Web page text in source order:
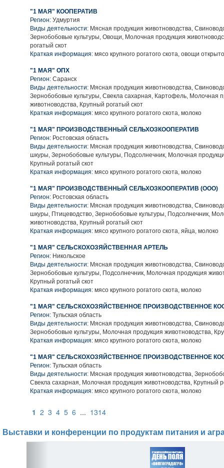
"1 МАЯ" КООПЕРАТИВ
Регион: Удмуртия
Виды деятельности: Мясная продукция животноводства,
Зернобобовые культуры, Овощи, Молочная продукция
рогатый скот
Краткая информация: мясо крупного рогатого скота, овощи
"1 МАЯ" ОПХ
Регион: Саранск
Виды деятельности: Мясная продукция животноводства,
Зернобобовые культуры, Свекла сахарная, Картофель, Молочная
животноводства, Крупный рогатый скот
Краткая информация: мясо крупного рогатого скота, молоко
"1 МАЯ" ПРОИЗВОДСТВЕННЫЙ СЕЛЬХОЗКООПЕРАТИВ
Регион: Ростовская область
Виды деятельности: Мясная продукция животноводства,
шкуры, Зернобобовые культуры, Подсолнечник, Молочная
Крупный рогатый скот
Краткая информация: мясо крупного рогатого скота, молоко
"1 МАЯ" ПРОИЗВОДСТВЕННЫЙ СЕЛЬХОЗКООПЕРАТИВ (ООО)
Регион: Ростовская область
Виды деятельности: Мясная продукция животноводства,
шкуры, Птицеводство, Зернобобовые культуры, Подсолнечник,
животноводства, Крупный рогатый скот
Краткая информация: мясо крупного рогатого скота, яйца, молоко
"1 МАЯ" СЕЛЬСКОХОЗЯЙСТВЕННАЯ АРТЕЛЬ
Регион: Никольское
Виды деятельности: Мясная продукция животноводства,
Зернобобовые культуры, Подсолнечник, Молочная продукция
Крупный рогатый скот
Краткая информация: мясо крупного рогатого скота, молоко
"1 МАЯ" СЕЛЬСКОХОЗЯЙСТВЕННОЕ ПРОИЗВОДСТВЕННОЕ
Регион: Тульская область
Виды деятельности: Мясная продукция животноводства,
Зернобобовые культуры, Молочная продукция животноводства,
Краткая информация: мясо крупного рогатого скота, молоко
"1 МАЯ" СЕЛЬСКОХОЗЯЙСТВЕННОЕ ПРОИЗВОДСТВЕННОЕ
Регион: Тульская область
Виды деятельности: Мясная продукция животноводства,
Свекла сахарная, Молочная продукция животноводства, Крупный
Краткая информация: мясо крупного рогатого скота, молоко
1 2 3 4 5 6 ... 1314
Выставки и конференции по продуктам питания и